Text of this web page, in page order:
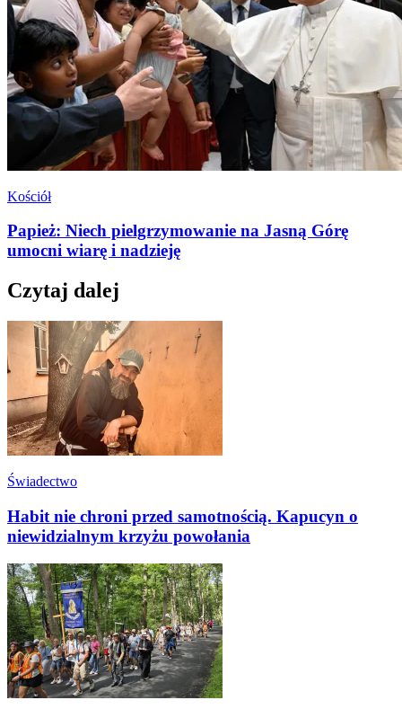
Kościół
Papież: Niech pielgrzymowanie na Jasną Górę
umocni wiarę i nadzieję
Czytaj dalej
Świadectwo
Habit nie chroni przed samotnością. Kapucyn o
niewidzialnym krzyżu powołania